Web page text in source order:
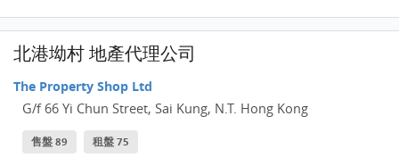
北港坳村 地產代理公司
The Property Shop Ltd
G/f 66 Yi Chun Street, Sai Kung, N.T. Hong Kong
售盤 89 租盤 75